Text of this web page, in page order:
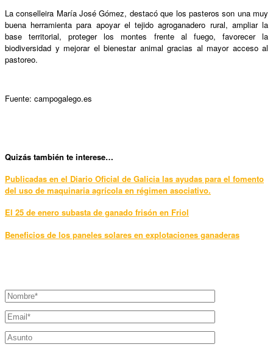
La conselleira María José Gómez, destacó que los pasteros son una muy
buena herramienta para apoyar el tejido agroganadero rural, ampliar la
base territorial, proteger los montes frente al fuego, favorecer la
biodiversidad y mejorar el bienestar animal gracias al mayor acceso al
pastoreo.
Fuente: campogalego.es
Quizás también te interese…
Publicadas en el Diario Oficial de Galicia las ayudas para el fomento
del uso de maquinaria agrícola en régimen asociativo.
El 25 de enero subasta de ganado frisón en Friol
Beneficios de los paneles solares en explotaciones ganaderas